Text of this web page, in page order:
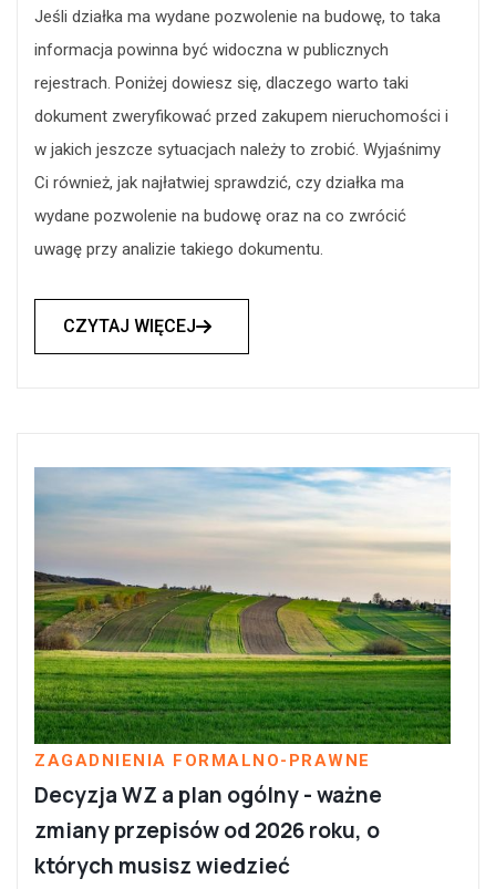
Jeśli działka ma wydane pozwolenie na budowę, to taka
informacja powinna być widoczna w publicznych
rejestrach. Poniżej dowiesz się, dlaczego warto taki
dokument zweryfikować przed zakupem nieruchomości i
w jakich jeszcze sytuacjach należy to zrobić. Wyjaśnimy
Ci również, jak najłatwiej sprawdzić, czy działka ma
wydane pozwolenie na budowę oraz na co zwrócić
uwagę przy analizie takiego dokumentu.
CZYTAJ WIĘCEJ
ZAGADNIENIA FORMALNO-PRAWNE
Decyzja WZ a plan ogólny - ważne
zmiany przepisów od 2026 roku, o
których musisz wiedzieć